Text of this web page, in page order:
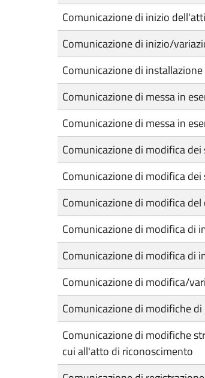
Comunicazione di inizio
Comunicazione di inizio/
Comunicazione di
Comunicazione di messa in
Comunicazione di messa in
Comunicazione di modifica
Comunicazione di modifica
Comunicazione di modifica
Comunicazione di modifica di
Comunicazione di modifica di
Comunicazione di modifica/
Comunicazione di modifiche
Comunicazione di modifiche
cui all'atto di riconoscimento